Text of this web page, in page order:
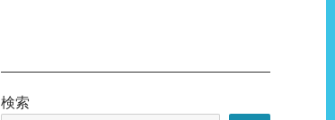
検索